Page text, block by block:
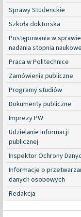
Sprawy Studenckie
Szkoła doktorska
Postępowania w sprawie
nadania stopnia
Praca w Politechnice
Zamówienia publiczne
Programy studiów
Dokumenty publiczne
Imprezy PW
Udzielanie informacji
publicznej
Inspektor Ochrony
Informacje o
danych osobowych
Redakcja